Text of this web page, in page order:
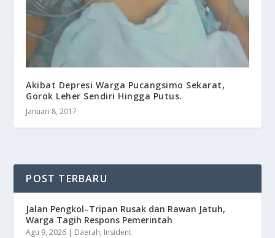
Akibat ​Depresi Warga Pucangsimo Sekarat,
Gorok Leher Sendiri Hingga Putus.
Januari 8, 2017
POST TERBARU
Jalan Pengkol–Tripan Rusak dan Rawan Jatuh,
Warga Tagih Respons Pemerintah
Agu 9, 2026 | Daerah, Insident